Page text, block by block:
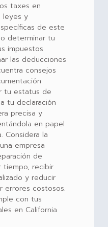
taxes en
leyes y
de este
determinar tu
impuestos
las deducciones
consejos
tu estatus de
tu declaración
precisa y
en papel
Considera la
empresa
de
tiempo, recibir
y reducir
errores costosos.
con tus
en California